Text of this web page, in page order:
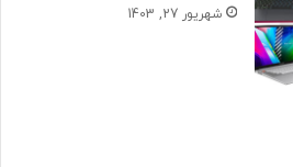
شهریور 27, 1403